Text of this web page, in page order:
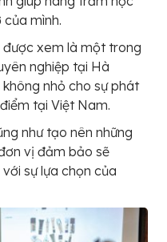
mình.
xem là một trong
nghiệp tại Hà
nhỏ cho sự phát
tại Việt Nam.
như tạo nên những
vị đảm bảo sẽ
sự lựa chọn của